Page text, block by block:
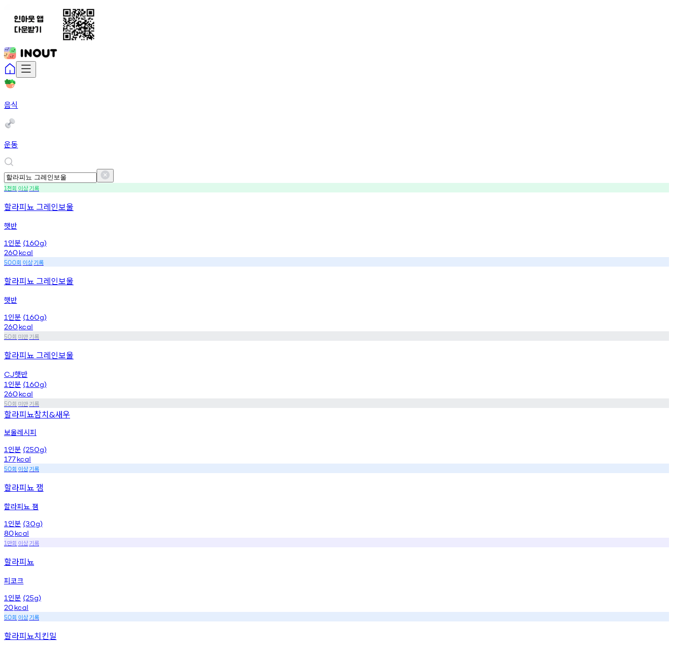
음식
운동
1천회 이상기록
할라피뇨 그레인보울
햇반
1 인분 (160g)
260kcal
500회 이상기록
할라피뇨 그레인보울
햇반
1 인분 (160g)
260kcal
50회 미만기록
할라피뇨 그레인보울
CJ햇반
1 인분 (160g)
260kcal
50회 미만기록
할라피뇨참치&새우
보울레시피
1 인분 (250g)
177kcal
50회 이상기록
할라피뇨 잼
할라피뇨 잼
1 인분 (30g)
80kcal
1 만회 이상기록
할라피뇨
피코크
1 인분 (25g)
20kcal
50회 이상기록
할라피뇨치킨밀